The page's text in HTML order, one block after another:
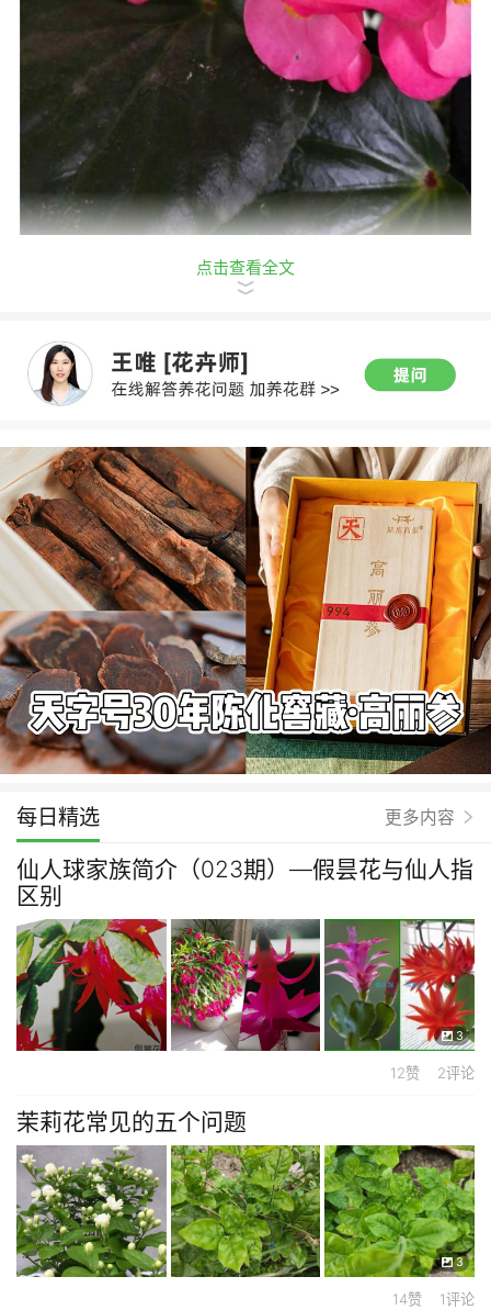
点击查看全文
每日精选 更多内容
仙人球家族简介（023期）—假昙花与仙人指
区别
3
12赞 2评论
茉莉花常见的五个问题
3
14赞 1评论